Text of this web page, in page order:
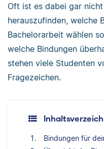
Oft ist es dabei gar
herauszufinden, welche
Bachelorarbeit wählen
welche Bindungen
stehen viele Studenten
Fragezeichen.
Bindungen für